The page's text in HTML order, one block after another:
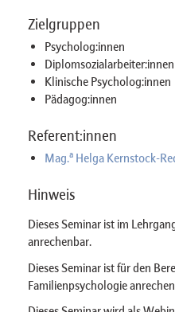
Zielgruppen
Psycholog:innen
Diplomsozialarbeiter:innen
Klinische Psycholog:innen
Pädagog:innen
Referent:innen
Mag. aHelga Kernstock-
Hinweis
Dieses Seminar ist im
anrechenbar.
Dieses Seminar ist für den
Familienpsychologie